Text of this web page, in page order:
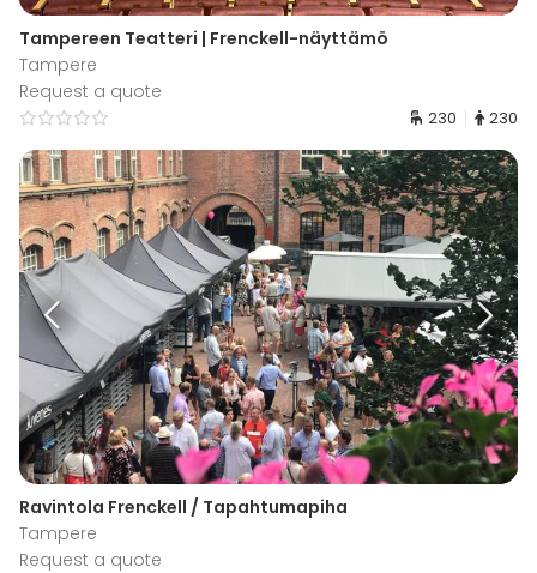
Tampereen Teatteri | Frenckell-näyttämö
Tampere
Request a quote
230 230
Ravintola Frenckell / Tapahtumapiha
Tampere
Request a quote